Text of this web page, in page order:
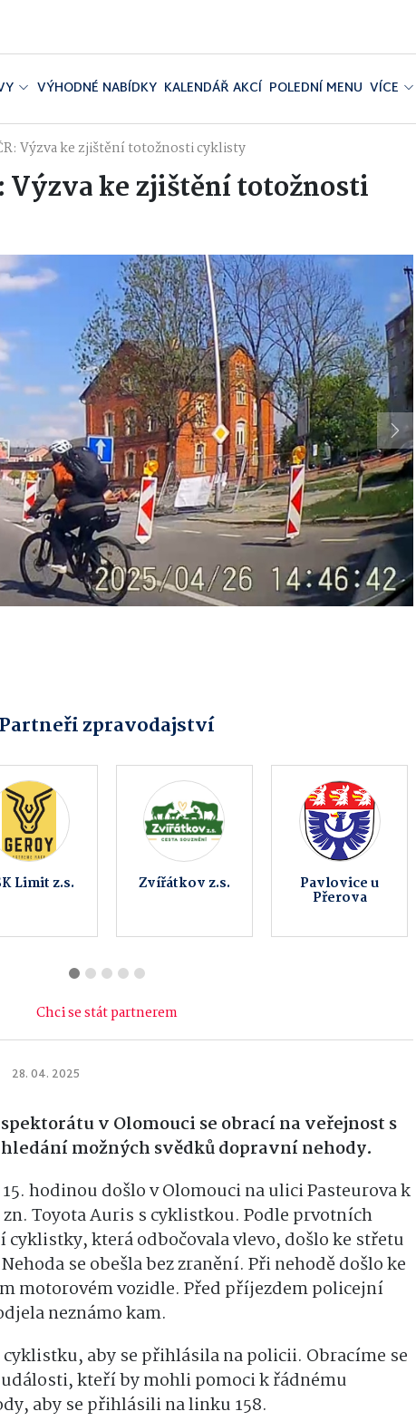
VÝHODNÉ NABÍDKY KALENDÁŘ AKCÍ POLEDNÍ MENU VÍCE
Výzva ke zjištění totožnosti cyklisty
Výzva ke zjištění totožnosti
Next
Partneři zpravodajství
České
kraje
Moto Přerov Hradní
restaurace
Chci se stát partnerem
28. 04. 2025
v Olomouci se obrací na veřejnost s
možných svědků dopravní nehody.
hodinou došlo v Olomouci na ulici Pasteurova k
Toyota Auris s cyklistkou. Podle prvotních
která odbočovala vlevo, došlo ke střetu
se obešla bez zranění. Při nehodě došlo ke
motorovém vozidle. Před příjezdem policejní
neznámo kam.
aby se přihlásila na policii. Obracíme se
kteří by mohli pomoci k řádnému
aby se přihlásili na linku 158.